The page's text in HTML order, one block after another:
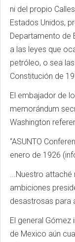
ni del propio
Estados Unidos,
Departamento de
a las leyes que
petróleo, o sea
Constitución de
El embajador de
memorándum
Washington
“ASUNTO
enero de 1926
...Nuestro attaché
ambiciones
desastrosas para
El general Gómez
de Mexico aún